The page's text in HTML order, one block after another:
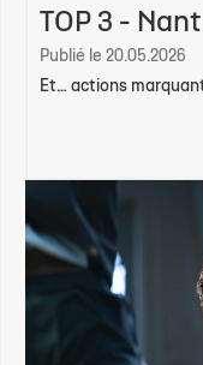
TOP 3 -
Publié le 20.05.2026
Et… actions